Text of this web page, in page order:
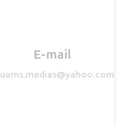
E-mail
uams.medias@yahoo.com